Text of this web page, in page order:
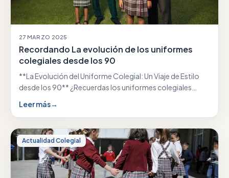
27 MARZO 2025
Recordando La evolución de los uniformes
colegiales desde los 90
**La Evolución del Uniforme Colegial: Un Viaje de Estilo
desde los 90** ¿Recuerdas los uniformes colegiales…
Leer más→
Actualidad Colegial